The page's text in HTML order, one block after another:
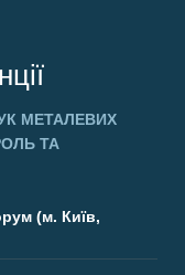
МЕТАЛЕВИХ
ТА
(м. Київ,